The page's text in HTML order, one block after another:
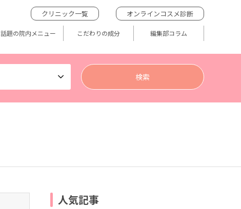
クリニック一覧 オンラインコスメ診断
話題の院内メニュー こだわりの成分 編集部コラム
人気記事